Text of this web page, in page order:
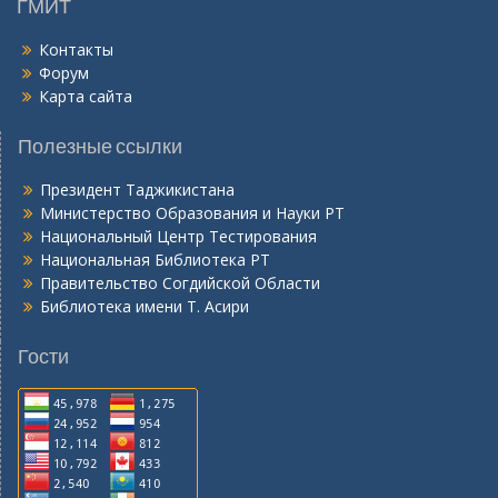
ГМИТ
Контакты
Форум
Карта сайта
Полезные ссылки
Президент Таджикистана
Министерство Образования и Науки РТ
Национальный Центр Тестирования
Национальная Библиотека РТ
Правительство Согдийской Области
Библиотека имени Т. Асири
Гости